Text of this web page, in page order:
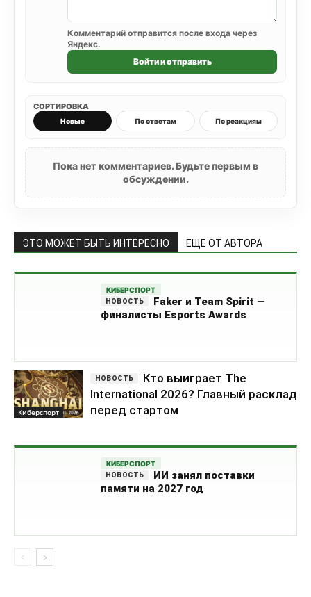
Комментарий отправится после входа через
Яндекс.
Войти и отправить
СОРТИРОВКА
Новые По ответам По реакциям
Пока нет комментариев. Будьте первым в
обсуждении.
ЭТО МОЖЕТ БЫТЬ ИНТЕРЕСНО ЕЩЕ ОТ АВТОРА
КИБЕРСПОРТ
Faker и Team Spirit —
финалисты Esports Awards
Киберспорт
Кто выиграет The
International 2026? Главный расклад
перед стартом
КИБЕРСПОРТ
ИИ занял поставки
памяти на 2027 год